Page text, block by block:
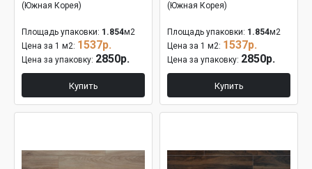
(Южная Корея)
Площадь упаковки: 1.854м2
Цена за 1 м2: 1537р.
Цена за упаковку: 2850р.
Купить
(Южная Корея)
Площадь упаковки: 1.854м2
Цена за 1 м2: 1537р.
Цена за упаковку: 2850р.
Купить